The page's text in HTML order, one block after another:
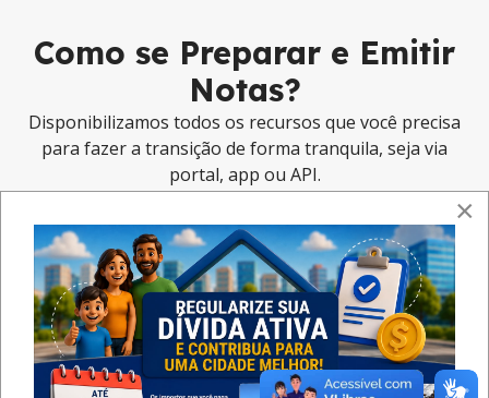
Como se Preparar e Emitir
Notas?
Disponibilizamos todos os recursos que você precisa
para fazer a transição de forma tranquila, seja via
portal, app ou API.
Portal Web e App
Para emissão manual rápida e fácil, ideal para o dia a dia.
×